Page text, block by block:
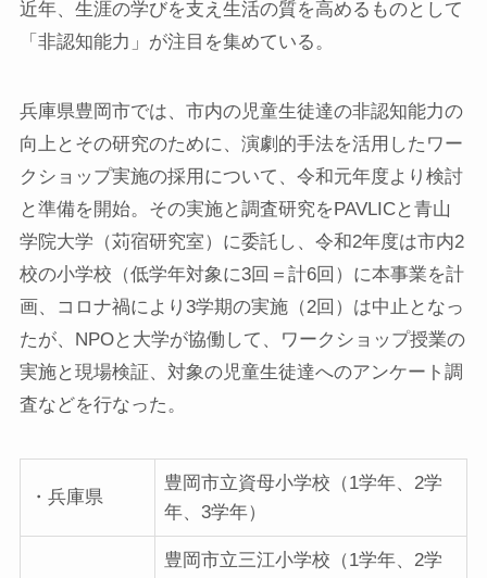
近年、生涯の学びを支え生活の質を高めるものとして
「非認知能力」が注目を集めている。
兵庫県豊岡市では、市内の児童生徒達の非認知能力の
向上とその研究のために、演劇的手法を活用したワー
クショップ実施の採用について、令和元年度より検討
と準備を開始。その実施と調査研究をPAVLICと青山
学院大学（苅宿研究室）に委託し、令和2年度は市内2
校の小学校（低学年対象に3回＝計6回）に本事業を計
画、コロナ禍により3学期の実施（2回）は中止となっ
たが、NPOと大学が協働して、ワークショップ授業の
実施と現場検証、対象の児童生徒達へのアンケート調
査などを行なった。
・兵庫県
豊岡市立資母小学校（1学年、2学
年、3学年）
豊岡市立三江小学校（1学年、2学